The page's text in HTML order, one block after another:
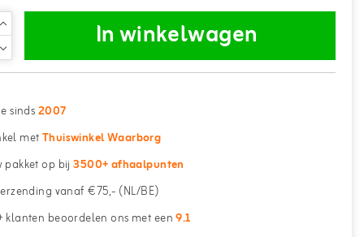
In winkelwagen
sinds2007
metThuiswinkel Waarborg
pakket op bij3500+ afhaalpunten
vanaf €75,- (NL/BE)
klanten beoordelen ons met een9.1